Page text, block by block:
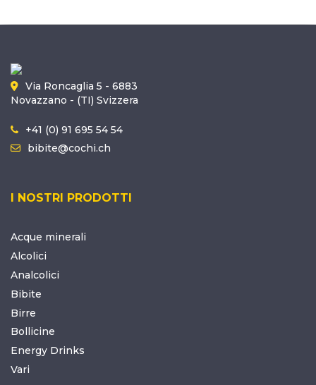
Via Roncaglia 5 - 6883
Novazzano - (TI) Svizzera
+41 (0) 91 695 54 54
bibite@cochi.ch
I NOSTRI PRODOTTI
Acque minerali
Alcolici
Analcolici
Bibite
Birre
Bollicine
Energy Drinks
Vari